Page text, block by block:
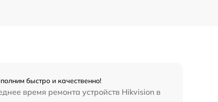
быстро и качественно!
время ремонта устройств Hikvision в